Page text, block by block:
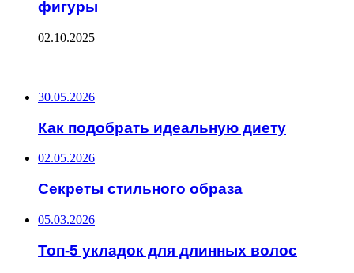
фигуры
02.10.2025
30.05.2026
Как подобрать идеальную диету
02.05.2026
Секреты стильного образа
05.03.2026
Топ-5 укладок для длинных волос